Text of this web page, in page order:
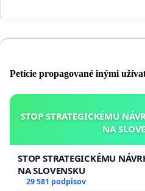
Petície propagované inými
STOP STRATEGICKÉMU
NA
STOP STRATEGICKÉMU
NA SLOVENSKU
29 581 podpisov